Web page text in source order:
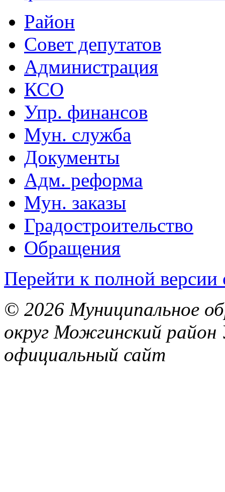
Район
Совет депутатов
Администрация
КСО
Упр. финансов
Мун. служба
Документы
Адм. реформа
Мун. заказы
Градостроительство
Обращения
Перейти к полной версии
© 2026 Муниципальное
округ Можгинский район
официальный сайт